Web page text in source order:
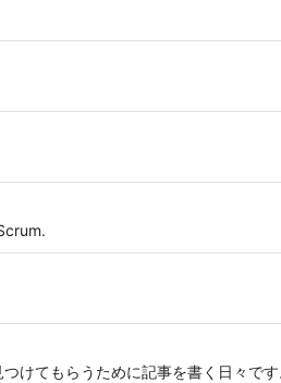
けてもらうために記事を書く日々です